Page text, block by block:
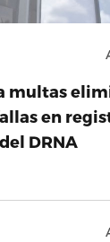
multas
en
DRNA